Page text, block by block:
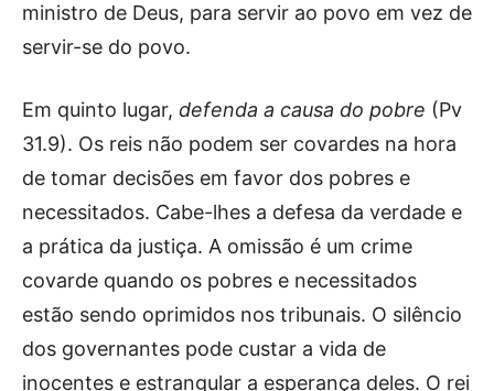
ministro de Deus, para servir ao povo em vez de
servir-se do povo.
Em quinto lugar, defenda a causa do pobre (Pv
31.9). Os reis não podem ser covardes na hora
de tomar decisões em favor dos pobres e
necessitados. Cabe-lhes a defesa da verdade e
a prática da justiça. A omissão é um crime
covarde quando os pobres e necessitados
estão sendo oprimidos nos tribunais. O silêncio
dos governantes pode custar a vida de
inocentes e estrangular a esperança deles. O rei